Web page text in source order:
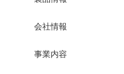
会社情報
事業内容